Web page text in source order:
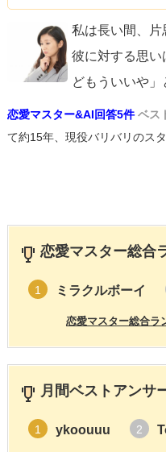
私は長い間、片
彼に対する思い
どもういいや」
恋愛マスター&AI回答5件 ベス
て約15年、現役バリバリのス
恋愛マスター総合
1 ミラクルボーイ
恋愛マスター総合ラ
月間ベストアンサ
1 ykoouuu 2